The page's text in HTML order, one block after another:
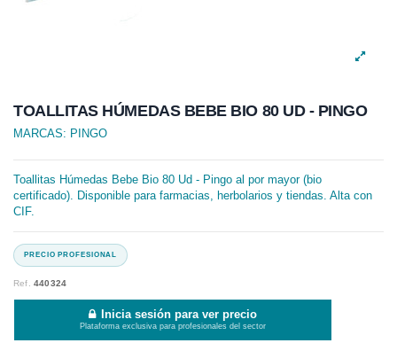
TOALLITAS HÚMEDAS BEBE BIO 80 UD - PINGO
MARCAS: PINGO
Toallitas Húmedas Bebe Bio 80 Ud - Pingo al por mayor (bio
certificado). Disponible para farmacias, herbolarios y tiendas. Alta con
CIF.
Ref.440324
Inicia sesión para ver precio
Plataforma exclusiva para profesionales del sector